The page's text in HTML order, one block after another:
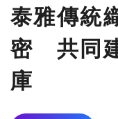
泰雅傳統
密 共同
庫